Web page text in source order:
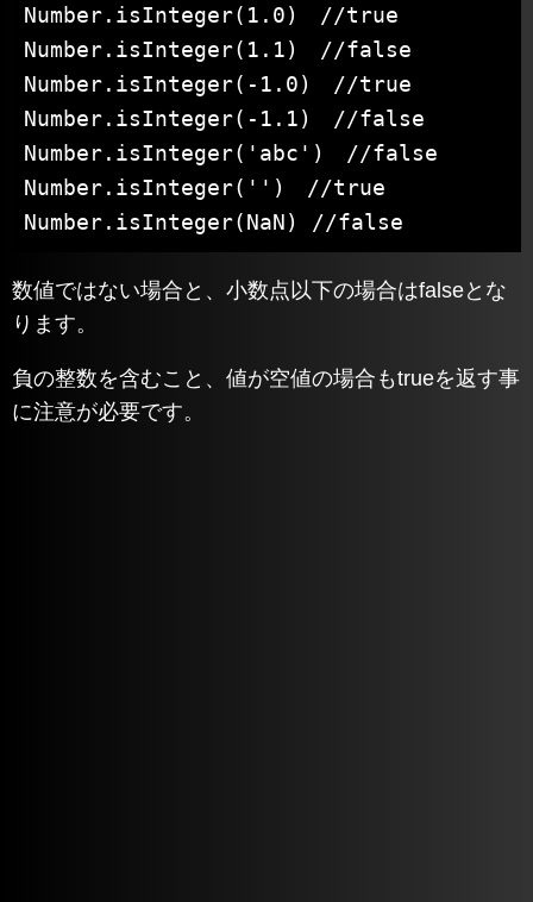
Number.isInteger(1.0)　//true
Number.isInteger(1.1)　//false
Number.isInteger(-1.0)　//true
Number.isInteger(-1.1)　//false
Number.isInteger('abc')　//false
Number.isInteger('')　//true
Number.isInteger(NaN) //false
数値ではない場合と、小数点以下の場合はfalseとな
ります。
負の整数を含むこと、値が空値の場合もtrueを返す事
に注意が必要です。